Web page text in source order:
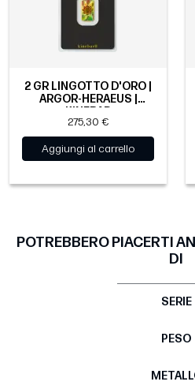
2 GR LINGOTTO D'ORO |
ARGOR-HERAEUS |
KINEBAR
275,30 €
Aggiungi al carrello
POTREBBERO PIACERTI
DI
SERIE
PESO